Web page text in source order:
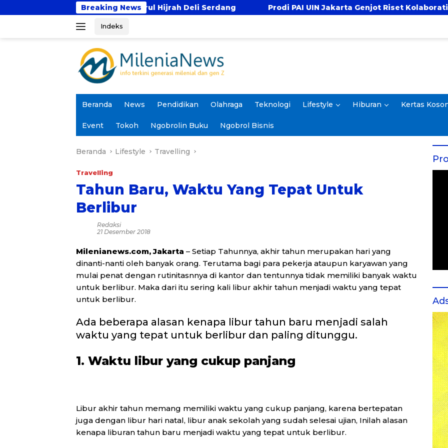
ke
Breaking News
Darul Hijrah Deli Serdang Prodi PAI UIN Jakarta Genjot Riset Kolaboratif, Antar 4 Proposal ke
Indeks
Beranda News Pendidikan Olahraga Teknologi Lifestyle Hiburan Kertas
Event Tokoh Ngobrolin Buku Ngobrol Bisnis
Beranda Lifestyle Travelling
Travelling
Tahun Baru, Waktu Yang Tepat Untuk
Berlibur
Redaksi
21 Desember 2018
Milenianews.com, Jakarta – Setiap Tahunnya, akhir tahun merupakan hari yang
dinanti-nanti oleh banyak orang. Terutama bagi para pekerja ataupun karyawan yang
mulai penat dengan rutinitasnnya di kantor dan tentunnya tidak memiliki banyak waktu
untuk berlibur. Maka dari itu sering kali libur akhir tahun menjadi waktu yang tepat
untuk berlibur.
Ada beberapa alasan kenapa libur tahun baru menjadi salah
waktu yang tepat untuk berlibur dan paling ditunggu.
1. Waktu libur yang cukup panjang
Libur akhir tahun memang memiliki waktu yang cukup panjang, karena bertepatan
juga dengan libur hari natal, libur anak sekolah yang sudah selesai ujian, Inilah alasan
kenapa liburan tahun baru menjadi waktu yang tepat untuk berlibur.